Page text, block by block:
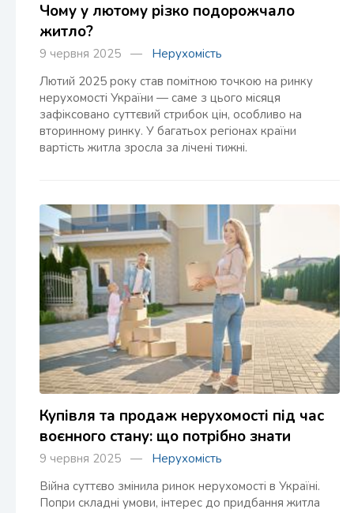
Чому у лютому різко подорожчало
житло?
9 червня 2025 — Нерухомість
Лютий 2025 року став помітною точкою на ринку
нерухомості України — саме з цього місяця
зафіксовано суттєвий стрибок цін, особливо на
вторинному ринку. У багатьох регіонах країни
вартість житла зросла за лічені тижні.
Купівля та продаж нерухомості під час
воєнного стану: що потрібно знати
9 червня 2025 — Нерухомість
Війна суттєво змінила ринок нерухомості в Україні.
Попри складні умови, інтерес до придбання житла